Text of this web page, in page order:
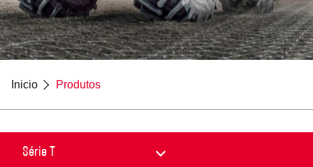
Inicio Produtos